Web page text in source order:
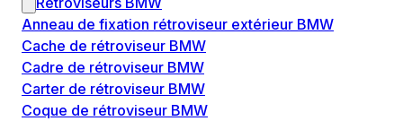
Anneau de fixation rétroviseur extérieur BMW
Cache de rétroviseur BMW
Cadre de rétroviseur BMW
Carter de rétroviseur BMW
Coque de rétroviseur BMW